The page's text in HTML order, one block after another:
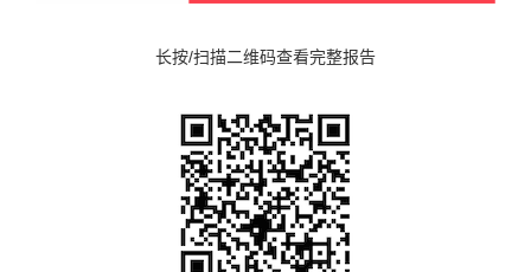
长按/扫描二维码查看完整报告